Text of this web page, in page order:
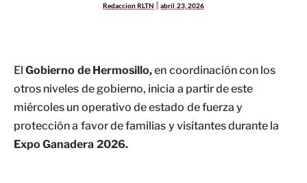
Redaccion RLTN abril 23, 2026
ElGobierno de Hermosillo,en coordinación con los
otros niveles de gobierno, inicia a partir de este
miércoles un operativo de estado de fuerza y
protección a favor de familias y visitantes durante la
Expo Ganadera 2026.